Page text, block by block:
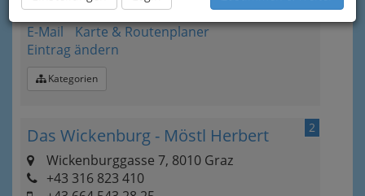
+43 316 712 710
E-Mail
Karte & Routenplaner
Eintrag ändern
Kategorien
2
Das Wickenburg - Möstl Herbert
Wickenburggasse 7, 8010 Graz
+43 316 823 410